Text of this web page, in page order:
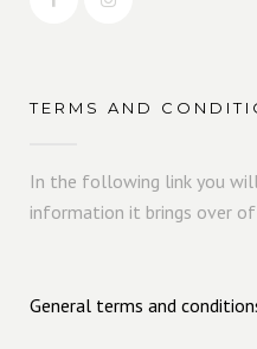
TERMS AND
In the following link you
information it brings over
General terms and